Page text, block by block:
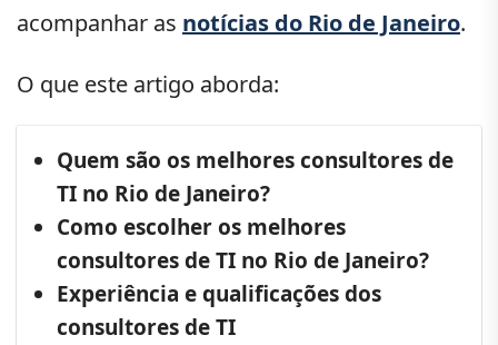
acompanhar as notícias do Rio de Janeiro.
O que este artigo aborda:
Quem são os melhores consultores de
TI no Rio de Janeiro?
Como escolher os melhores
consultores de TI no Rio de Janeiro?
Experiência e qualificações dos
consultores de TI